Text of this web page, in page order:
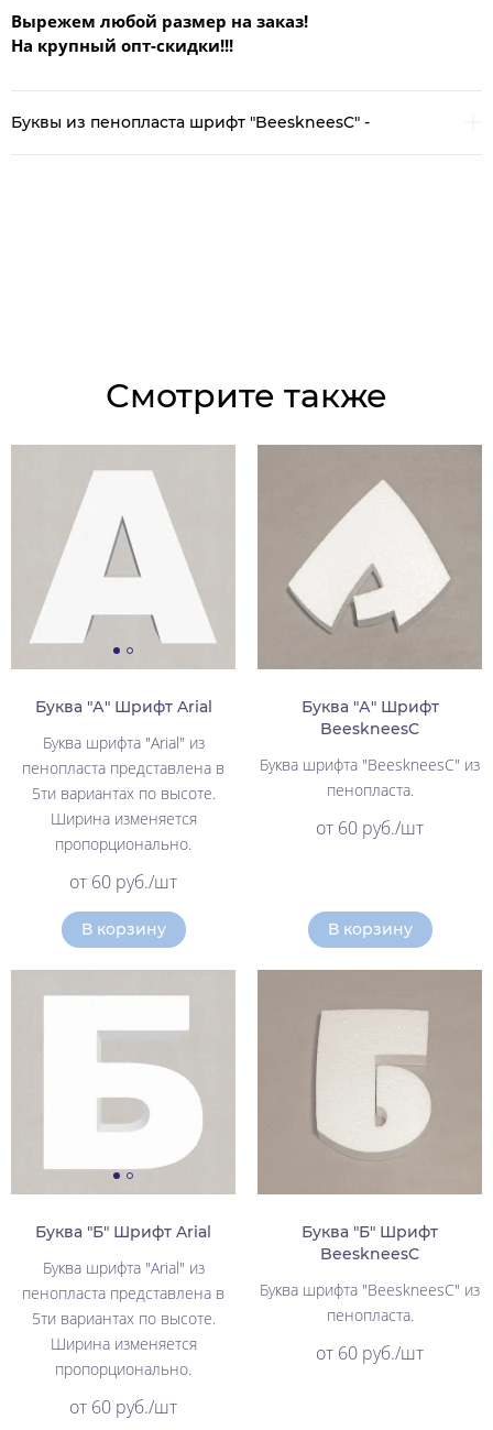
Вырежем любой размер на заказ!
На крупный опт-скидки!!!
Буквы из пенопласта шрифт "BeeskneesC" -
Смотрите также
Буква "А" Шрифт Arial
Буква шрифта "Arial" из
пенопласта представлена в
5ти вариантах по высоте.
Ширина изменяется
пропорционально.
от 60 руб./шт
В корзину
Буква "А" Шрифт
BeeskneesC
Буква шрифта "BeeskneesC" из
пенопласта.
от 60 руб./шт
В корзину
Буква "Б" Шрифт Arial
Буква шрифта "Arial" из
пенопласта представлена в
5ти вариантах по высоте.
Ширина изменяется
пропорционально.
от 60 руб./шт
Буква "Б" Шрифт
BeeskneesC
Буква шрифта "BeeskneesC" из
пенопласта.
от 60 руб./шт